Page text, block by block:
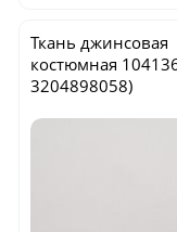
Ткань джинсовая
костюмная
3204898058)